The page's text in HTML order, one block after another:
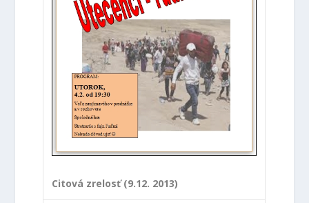
Citová zrelosť (9.12. 2013)